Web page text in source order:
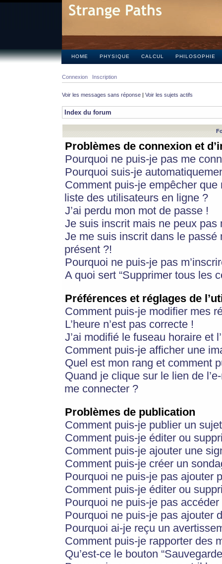
HOME PHYSIQUE CALCUL PHILOSOPHIE
Connexion Inscription
Voir les messages sans réponse | Voir les sujets actifs
Index du forum
Problèmes de connexion et
Pourquoi ne puis-je pas me
Pourquoi suis-je
Comment puis-je empêcher
liste des utilisateurs en ligne ?
J’ai perdu mon mot de passe !
Je suis inscrit mais ne peux pas
Je me suis inscrit dans le
présent ?!
Pourquoi ne puis-je pas
A quoi sert “Supprimer tous les
Préférences et réglages de
Comment puis-je modifier mes
L’heure n’est pas correcte !
J’ai modifié le fuseau horaire et
Comment puis-je afficher une
Quel est mon rang et comment
Quand je clique sur le lien de
me connecter ?
Problèmes de publication
Comment puis-je publier un
Comment puis-je éditer ou
Comment puis-je ajouter une
Comment puis-je créer un
Pourquoi ne puis-je pas ajouter
Comment puis-je éditer ou
Pourquoi ne puis-je pas
Pourquoi ne puis-je pas ajouter
Pourquoi ai-je reçu un
Comment puis-je rapporter des
Qu’est-ce le bouton